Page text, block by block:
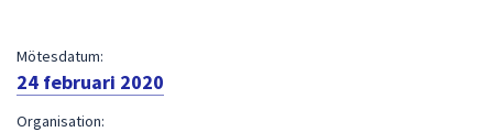
Mötesdatum:
24 februari 2020
Organisation: